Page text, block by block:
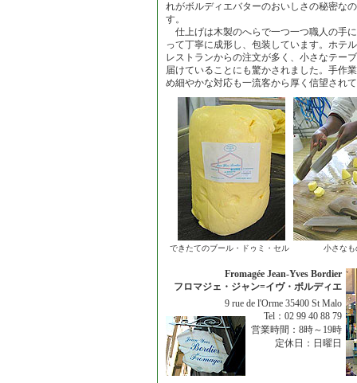
れがボルディエバターのおいしさの秘密な
す。
仕上げは木製のへらで一つ一つ職人の手
って丁寧に成形し、包装しています。ホテ
レストランからの注文が多く、小さなテー
届けていることにも驚かされました。手作
め細やかな対応も一流客から厚く信望され
できたてのブール・ドゥミ・セル 小さな
Fromagée Jean-Yves Bordier
フロマジェ・ジャン=イヴ・ボルディエ
9 rue de l'Orme 35400 St Malo
Tel：02 99 40 88 79
営業時間：8時～19時
定休日：日曜日